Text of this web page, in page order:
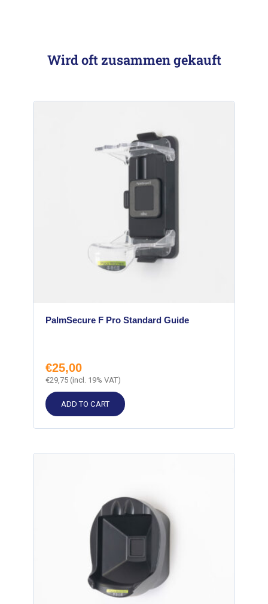
Wird oft zusammen gekauft
PalmSecure F Pro Standard Guide
€25,00
€29,75 (incl. 19% VAT)
ADD TO CART